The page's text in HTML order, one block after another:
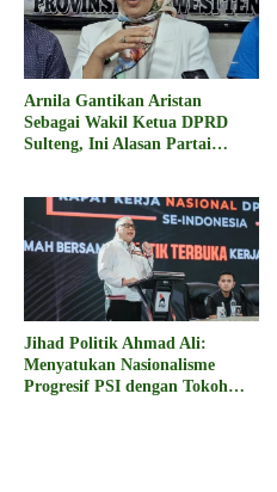
Arnila Gantikan Aristan
Sebagai Wakil Ketua DPRD
Sulteng, Ini Alasan Partai
Jihad Politik Ahmad Ali:
Menyatukan Nasionalisme
Progresif PSI dengan Tokoh